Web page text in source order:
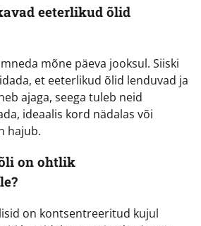
eeterlikud õlid
mõne päeva jooksul. Siiski
et eeterlikud õlid lenduvad ja
ajaga, seega tuleb neid
ideaalis kord nädalas või
hajub.
on ohtlik
on kontsentreeritud kujul